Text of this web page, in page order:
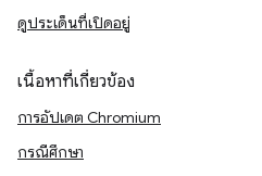
ดูประเด็นที่เปิดอยู่
เนื้อหาที่เกี่ยวข้อง
การอัปเดต Chromium
กรณีศึกษา